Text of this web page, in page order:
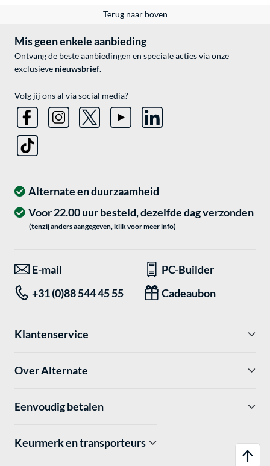
Terug naar boven
Mis geen enkele aanbieding
Ontvang de beste aanbiedingen en speciale acties via onze
exclusieve nieuwsbrief.
Volg jij ons al via social media?
Alternate en duurzaamheid
Voor 22.00 uur besteld, dezelfde dag verzonden
(tenzij anders aangegeven, klik voor meer info)
E-mail
PC-Builder
+31 (0)88 544 45 55
Cadeaubon
Klantenservice
Over Alternate
Eenvoudig betalen
Keurmerk en transporteurs